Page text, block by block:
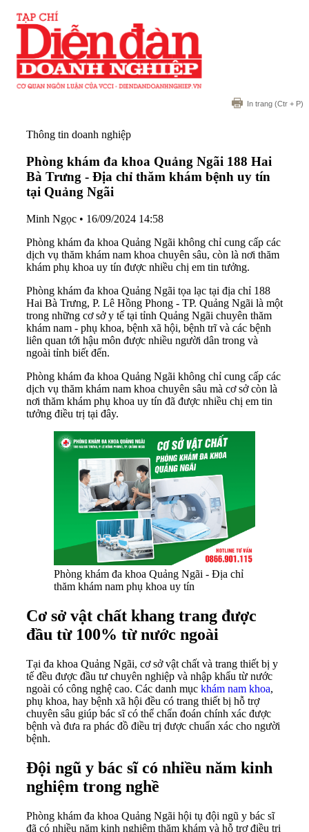
In trang (Ctr + P)
Thông tin doanh nghiệp
Phòng khám đa khoa Quảng Ngãi 188 Hai
Bà Trưng - Địa chỉ thăm khám bệnh uy tín
tại Quảng Ngãi
Minh Ngọc • 16/09/2024 14:58
Phòng khám đa khoa Quảng Ngãi không chỉ cung cấp các
dịch vụ thăm khám nam khoa chuyên sâu, còn là nơi thăm
khám phụ khoa uy tín được nhiều chị em tin tưởng.
Phòng khám đa khoa Quảng Ngãi tọa lạc tại địa chỉ 188
Hai Bà Trưng, P. Lê Hồng Phong - TP. Quảng Ngãi là một
trong những cơ sở y tế tại tỉnh Quảng Ngãi chuyên thăm
khám nam - phụ khoa, bệnh xã hội, bệnh trĩ và các bệnh
liên quan tới hậu môn được nhiều người dân trong và
ngoài tỉnh biết đến.
Phòng khám đa khoa Quảng Ngãi không chỉ cung cấp các
dịch vụ thăm khám nam khoa chuyên sâu mà cơ sở còn là
nơi thăm khám phụ khoa uy tín đã được nhiều chị em tin
tưởng điều trị tại đây.
Phòng khám đa khoa Quảng Ngãi - Địa chỉ
thăm khám nam phụ khoa uy tín
Cơ sở vật chất khang trang được
đầu từ 100% từ nước ngoài
Tại đa khoa Quảng Ngãi, cơ sở vật chất và trang thiết bị y
tế đều được đầu tư chuyên nghiệp và nhập khẩu từ nước
ngoài có công nghệ cao. Các danh mục khám nam khoa,
phụ khoa, hay bệnh xã hội đều có trang thiết bị hỗ trợ
chuyên sâu giúp bác sĩ có thể chẩn đoán chính xác được
bệnh và đưa ra phác đồ điều trị được chuẩn xác cho người
bệnh.
Đội ngũ y bác sĩ có nhiều năm kinh
nghiệm trong nghề
Phòng khám đa khoa Quảng Ngãi hội tụ đội ngũ y bác sĩ
đã có nhiều năm kinh nghiệm thăm khám và hỗ trợ điều trị